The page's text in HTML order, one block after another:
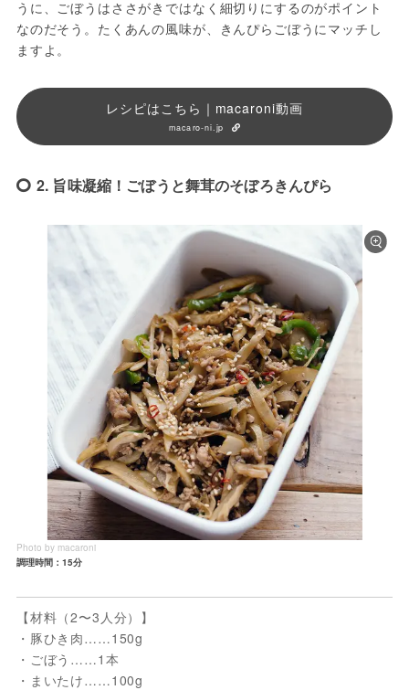
うに、ごぼうはささがきではなく細切りにするのがポイント
なのだそう。たくあんの風味が、きんぴらごぼうにマッチし
ますよ。
レシピはこちら｜macaroni動画
macaro-ni.jp
2. 旨味凝縮！ごぼうと舞茸のそぼろきんぴら
Photo by macaroni
調理時間：15分
【材料（2〜3人分）】
・豚ひき肉……150g
・ごぼう……1本
・まいたけ……100g